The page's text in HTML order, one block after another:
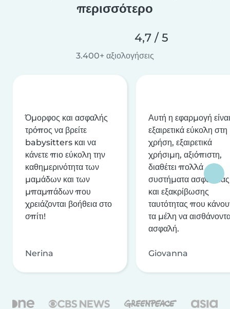
περισσότερο
4,7 / 5
3.400+ αξιολογήσεις
Όμορφος και ασφαλής
τρόπος να βρείτε
babysitters και να
κάνετε πιο εύκολη την
καθημερινότητα των
μαμάδων και των
μπαμπάδων που
χρειάζονται βοήθεια στο
σπίτι!
Nerina
Αυτή η εφαρμογή είναι
εξαιρετικά εύκολη στη
χρήση, εξαιρετικά
χρήσιμη, αξιόπιστη,
διαθέτει πολλά
συστήματα ασφαλείας
και εξακρίβωσης
ταυτότητας που
τα μέλη να
ασφαλή.
Giovanna